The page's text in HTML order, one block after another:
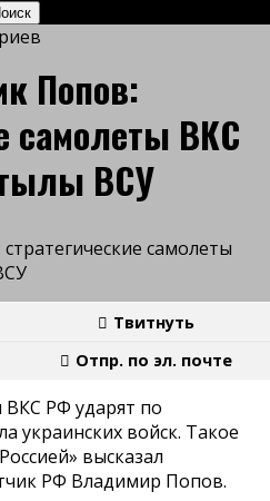
Попов:
самолеты ВКС
ВСУ
Твитнуть
Отпр. по эл. почте
ВКС РФ ударят по
украинских войск. Такое
высказал
РФ Владимир Попов.